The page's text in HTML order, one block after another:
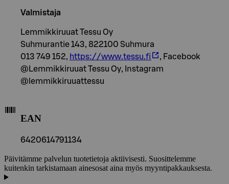
Valmistaja
Lemmikkiruuat Tessu Oy
Suhmurantie 143, 822100 Suhmura
013 749 152, https://www.tessu.fi
, Facebook
@Lemmikkiruuat Tessu Oy, Instagram
@lemmikkiruuattessu
EAN
6420614791134
Päivitämme palvelun tuotetietoja aktiivisesti. Suosittelemme
kuitenkin tarkistamaan ainesosat aina myös myyntipakkauksesta.